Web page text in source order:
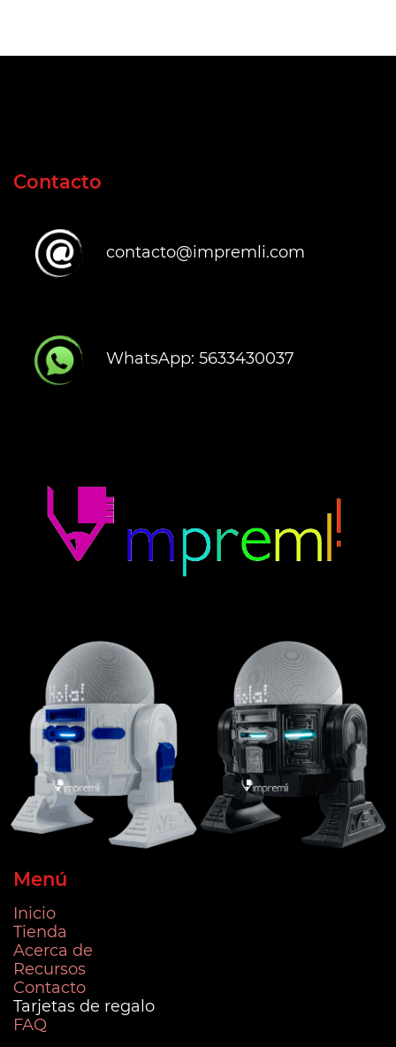
Menú
Inicio
Tienda
Acerca de
Recursos
Contacto
Tarjetas de regalo
FAQ
Contacto
contacto@impremli.com
WhatsApp: 5633430037